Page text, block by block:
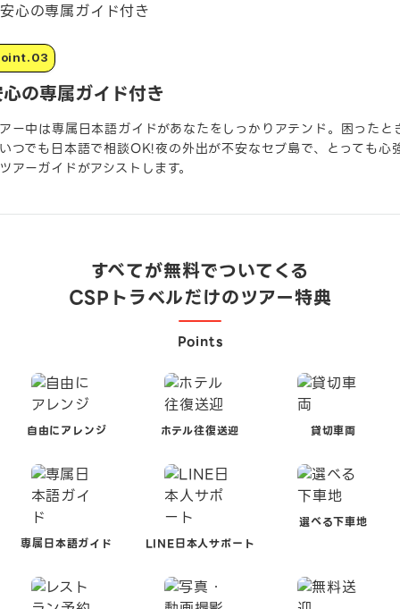
の専属ガイド付き
ー中は専属日本語ガイドがあなたをしっかりアテンド。困ったと
つでも日本語で相談OK!夜の外出が不安なセブ島で、とっても心
アーガイドがアシストします。
すべてが無料でついてくる
CSPトラベルだけのツアー特典
Points
自由にアレンジ ホテル往復送迎 貸切車両
専属日本語ガイド LINE日本人サポート
選べる下車地